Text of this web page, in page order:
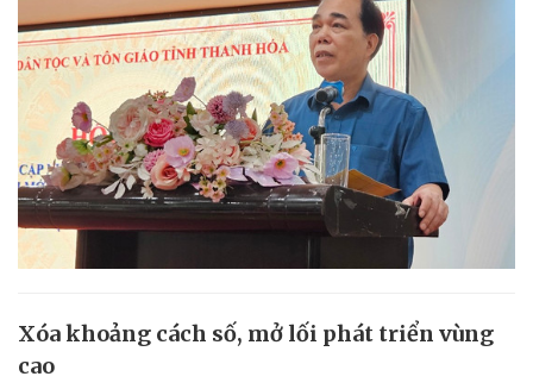
Xóa khoảng cách số, mở lối phát triển vùng
cao